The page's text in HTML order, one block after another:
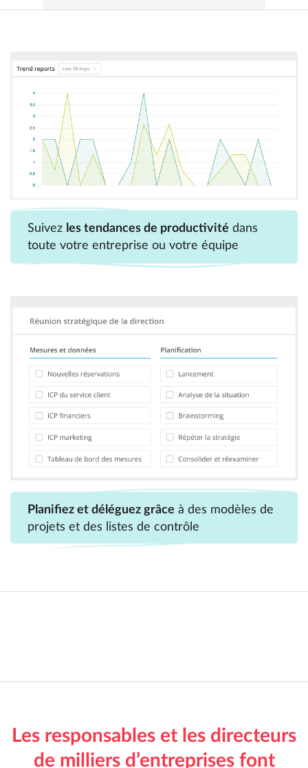
Suivez les tendances de productivité dans
toute votre entreprise ou votre équipe
Planifiez et déléguez grâce à des modèles de
projets et des listes de contrôle
Les responsables et les directeurs
de milliers d’entreprises font